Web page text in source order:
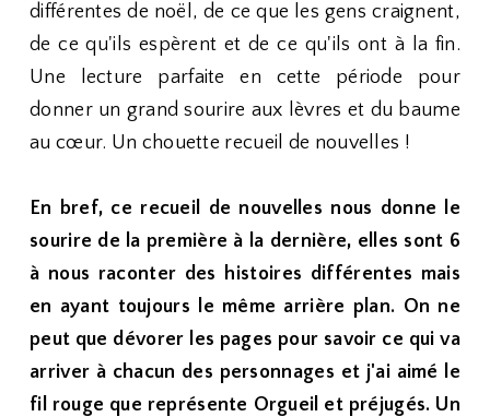
différentes de noël, de ce que les gens craignent,
de ce qu'ils espèrent et de ce qu'ils ont à la fin.
Une lecture parfaite en cette période pour
donner un grand sourire aux lèvres et du baume
au cœur. Un chouette recueil de nouvelles !
En bref, ce recueil de nouvelles nous donne le
sourire de la première à la dernière, elles sont 6
à nous raconter des histoires différentes mais
en ayant toujours le même arrière plan. On ne
peut que dévorer les pages pour savoir ce qui va
arriver à chacun des personnages et j'ai aimé le
fil rouge que représente Orgueil et préjugés. Un